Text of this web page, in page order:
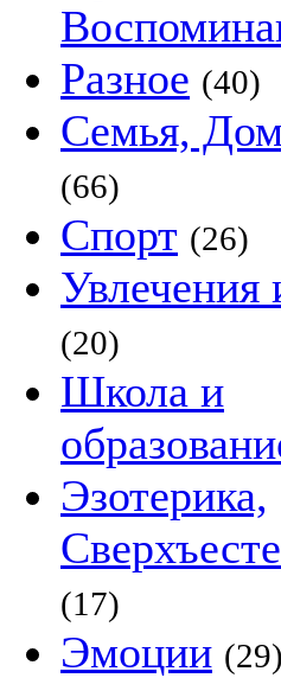
Разное (40)
Семья,
(66)
Спорт (26)
Увлечения
(20)
Школа и
Эзотерика,
(17)
Эмоции (29)